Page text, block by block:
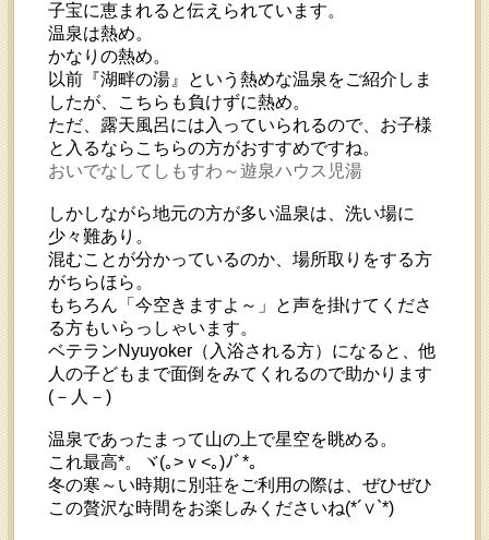
子宝に恵まれると伝えられています。
温泉は熱め。
かなりの熱め。
以前『湖畔の湯』という熱めな温泉をご紹介しま
したが、こちらも負けずに熱め。
ただ、露天風呂には入っていられるので、お子様
と入るならこちらの方がおすすめですね。
おいでなしてしもすわ～遊泉ハウス児湯
しかしながら地元の方が多い温泉は、洗い場に
少々難あり。
混むことが分かっているのか、場所取りをする方
がちらほら。
もちろん「今空きますよ～」と声を掛けてくださ
る方もいらっしゃいます。
ベテランNyuyoker（入浴される方）になると、他
人の子どもまで面倒をみてくれるので助かります
(－人－)
温泉であったまって山の上で星空を眺める。
これ最高*。ヾ(｡>ｖ<｡)ﾉﾞ*。
冬の寒～い時期に別荘をご利用の際は、ぜひぜひ
この贅沢な時間をお楽しみくださいね(*´∨`*)